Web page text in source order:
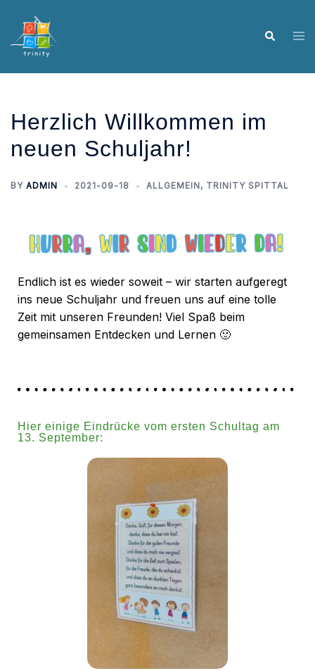
Herzlich Willkommen im
neuen Schuljahr!
BY ADMIN 2021-09-18 ALLGEMEIN, TRINITY SPITTAL
Endlich ist es wieder soweit – wir starten aufgeregt
ins neue Schuljahr und freuen uns auf eine tolle
Zeit mit unseren Freunden! Viel Spaß beim
gemeinsamen Entdecken und Lernen 🙂
Hier einige Eindrücke vom ersten Schultag am
13. September: